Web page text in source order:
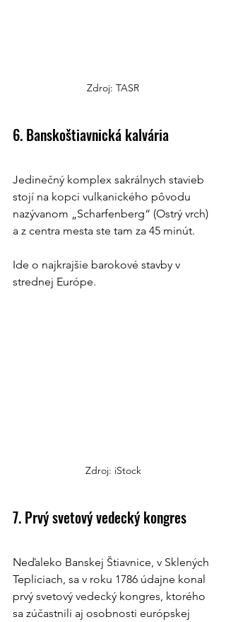
Zdroj: TASR
6. Banskoštiavnická kalvária
Jedinečný komplex sakrálnych stavieb
stojí na kopci vulkanického pôvodu
nazývanom „Scharfenberg“ (Ostrý vrch)
a z centra mesta ste tam za 45 minút.
Ide o najkrajšie barokové stavby v
strednej Európe.
Zdroj: iStock
7. Prvý svetový vedecký kongres
Neďaleko Banskej Štiavnice, v Sklených
Tepliciach, sa v roku 1786 údajne konal
prvý svetový vedecký kongres, ktorého
sa zúčastnili aj osobnosti európskej